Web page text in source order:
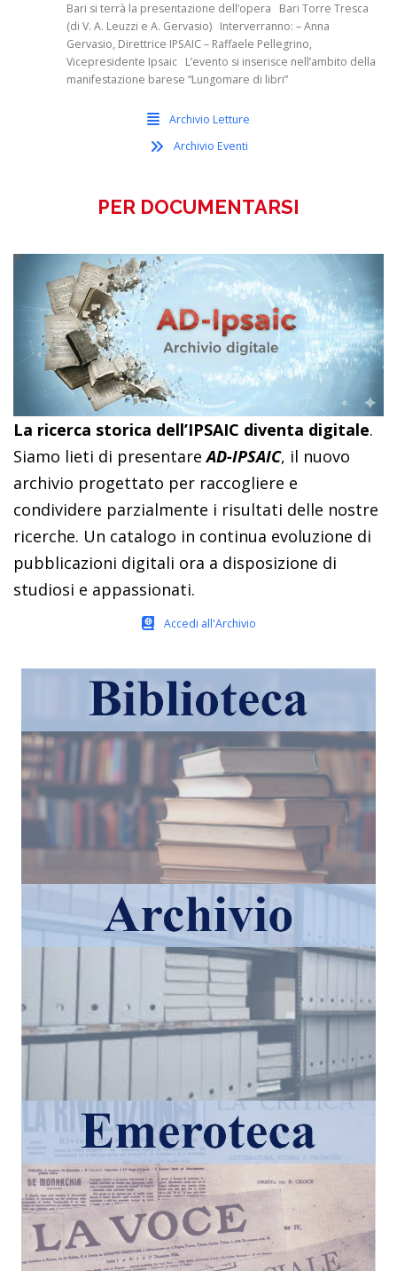
Bari si terrà la presentazione dell’opera Bari Torre Tresca
(di V. A. Leuzzi e A. Gervasio) Interverranno: – Anna
Gervasio, Direttrice IPSAIC – Raffaele Pellegrino,
Vicepresidente Ipsaic L’evento si inserisce nell’ambito della
manifestazione barese “Lungomare di libri”
Archivio Letture
Archivio Eventi
PER DOCUMENTARSI
La ricerca storica dell’IPSAIC diventa digitale.
Siamo lieti di presentareAD-IPSAIC, il nuovo
archivio progettato per raccogliere e
condividere parzialmente i risultati delle nostre
ricerche. Un catalogo in continua evoluzione di
pubblicazioni digitali ora a disposizione di
studiosi e appassionati.
Accedi all'Archivio